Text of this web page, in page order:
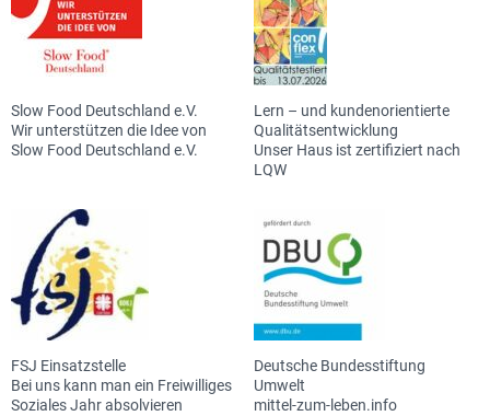
Slow Food Deutschland e.V.
Wir unterstützen die Idee von
Slow Food Deutschland e.V.
Lern – und kundenorientierte
Qualitätsentwicklung
Unser Haus ist zertifiziert nach
LQW
FSJ Einsatzstelle
Bei uns kann man ein Freiwilliges
Soziales Jahr absolvieren
Deutsche Bundesstiftung
Umwelt
mittel-zum-leben.info